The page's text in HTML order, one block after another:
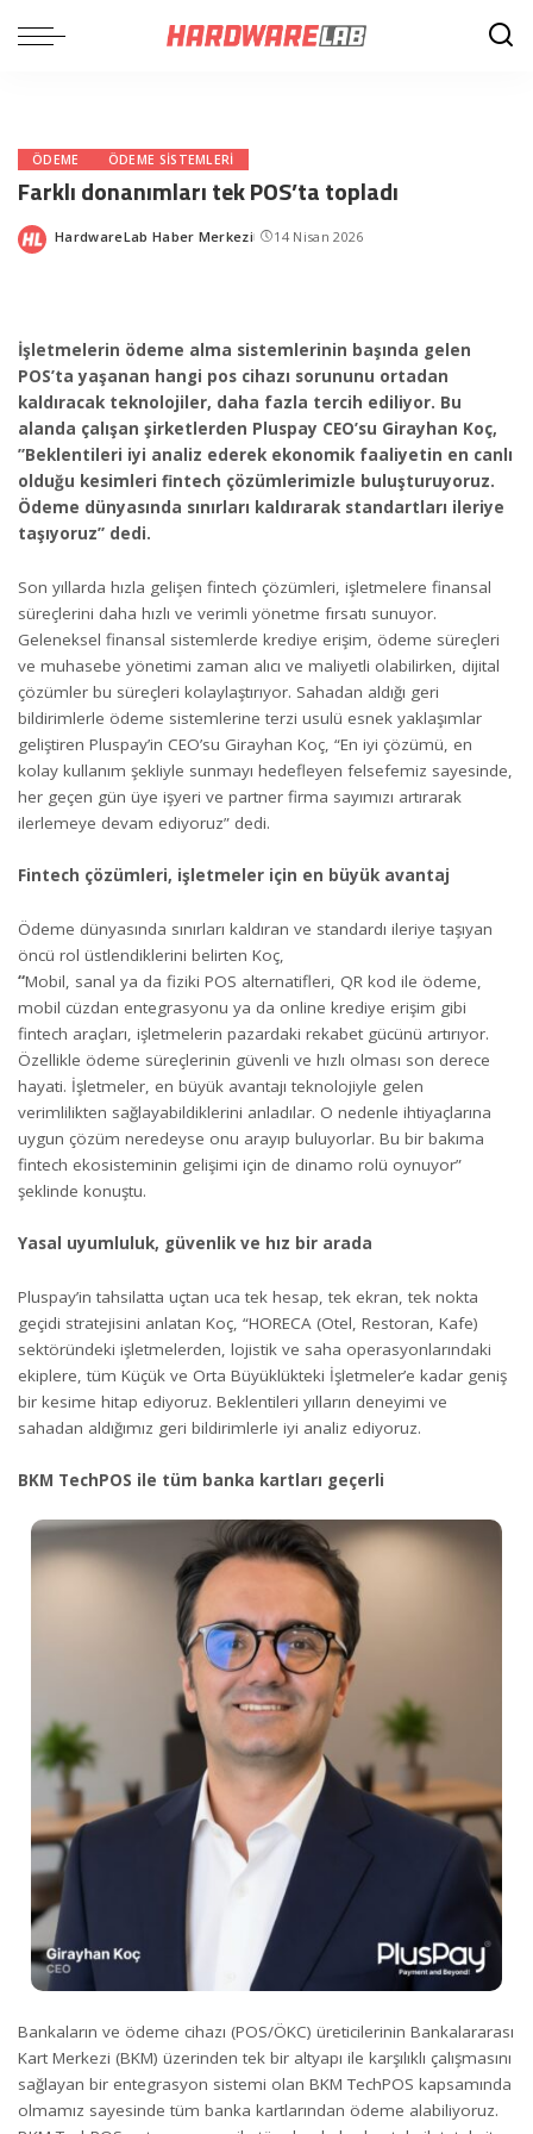
ÖDEME ÖDEME SISTEMLERI
Farklı donanımları tek POS’ta topladı
Posted
HardwareLab Haber Merkezi 14 Nisan 2026
İşletmelerin ödeme alma sistemlerinin başında gelen
POS’ta yaşanan hangi pos cihazı sorununu ortadan
kaldıracak teknolojiler, daha fazla tercih ediliyor. Bu
alanda çalışan şirketlerden Pluspay CEO’su Girayhan Koç,
”Beklentileri iyi analiz ederek ekonomik faaliyetin en canlı
olduğu kesimleri fintech çözümlerimizle buluşturuyoruz.
Ödeme dünyasında sınırları kaldırarak standartları ileriye
taşıyoruz” dedi.
Son yıllarda hızla gelişen fintech çözümleri, işletmelere finansal
süreçlerini daha hızlı ve verimli yönetme fırsatı sunuyor.
Geleneksel finansal sistemlerde krediye erişim, ödeme süreçleri
ve muhasebe yönetimi zaman alıcı ve maliyetli olabilirken, dijital
çözümler bu süreçleri kolaylaştırıyor. Sahadan aldığı geri
bildirimlerle ödeme sistemlerine terzi usulü esnek yaklaşımlar
geliştiren Pluspay’in CEO’su Girayhan Koç, “En iyi çözümü, en
kolay kullanım şekliyle sunmayı hedefleyen felsefemiz sayesinde,
her geçen gün üye işyeri ve partner firma sayımızı artırarak
ilerlemeye devam ediyoruz” dedi.
Fintech çözümleri, işletmeler için en büyük avantaj
Ödeme dünyasında sınırları kaldıran ve standardı ileriye taşıyan
öncü rol üstlendiklerini belirten Koç,
“Mobil, sanal ya da fiziki POS alternatifleri, QR kod ile ödeme,
mobil cüzdan entegrasyonu ya da online krediye erişim gibi
fintech araçları, işletmelerin pazardaki rekabet gücünü artırıyor.
Özellikle ödeme süreçlerinin güvenli ve hızlı olması son derece
hayati. İşletmeler, en büyük avantajı teknolojiyle gelen
verimlilikten sağlayabildiklerini anladılar. O nedenle ihtiyaçlarına
uygun çözüm neredeyse onu arayıp buluyorlar. Bu bir bakıma
fintech ekosisteminin gelişimi için de dinamo rolü oynuyor”
şeklinde konuştu.
Yasal uyumluluk, güvenlik ve hız bir arada
Pluspay’in tahsilatta uçtan uca tek hesap, tek ekran, tek nokta
geçidi stratejisini anlatan Koç, “HORECA (Otel, Restoran, Kafe)
sektöründeki işletmelerden, lojistik ve saha operasyonlarındaki
ekiplere, tüm Küçük ve Orta Büyüklükteki İşletmeler’e kadar geniş
bir kesime hitap ediyoruz. Beklentileri yılların deneyimi ve
sahadan aldığımız geri bildirimlerle iyi analiz ediyoruz.
BKM TechPOS ile tüm banka kartları geçerli
Bankaların ve ödeme cihazı (POS/ÖKC) üreticilerinin Bankalararası
Kart Merkezi (BKM) üzerinden tek bir altyapı ile karşılıklı çalışmasını
sağlayan bir entegrasyon sistemi olan BKM TechPOS kapsamında
olmamız sayesinde tüm banka kartlarından ödeme alabiliyoruz.